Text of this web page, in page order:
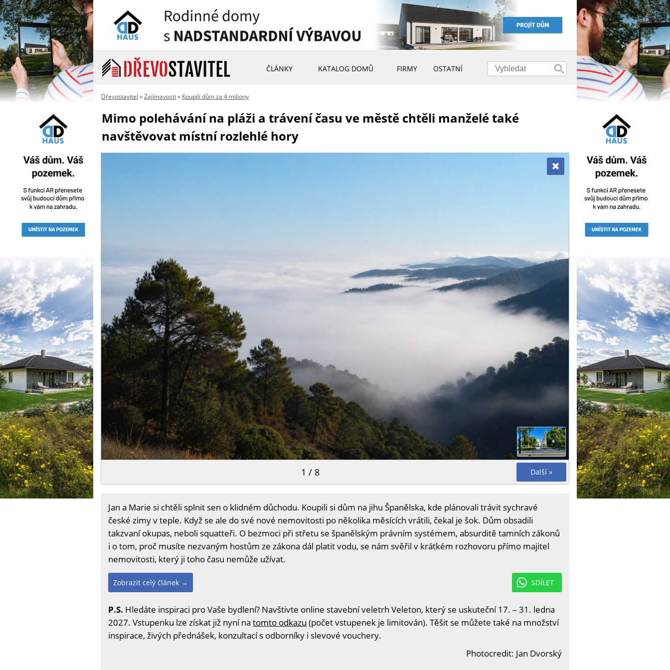
ČLÁNKY KATALOG DOMŮ FIRMY OSTATNÍ
Dřevostavitel »Zajímavosti » Koupili dům za 4 miliony
Mimo polehávání na pláži a trávení času ve městě chtěli manželé také
navštěvovat místní rozlehlé hory
Další »
1 / 8
Jan a Marie si chtěli splnit sen o klidném důchodu. Koupili si dům na jihu Španělska, kde plánovali trávit sychravé
české zimy v teple. Když se ale do své nové nemovitosti po několika měsících vrátili, čekal je šok. Dům obsadili
takzvaní okupas, neboli squatteři. O bezmoci při střetu se španělským právním systémem, absurditě tamních zákonů
i o tom, proč musíte nezvaným hostům ze zákona dál platit vodu, se nám svěřil v krátkém rozhovoru přímo majitel
nemovitosti, který ji toho času nemůže užívat.
SDÍLET
Zobrazit celý článek →
P.S. Hledáte inspiraci pro Vaše bydlení? Navštivte online stavební veletrh Veleton, který se uskuteční 17. – 31. ledna
2027. Vstupenku lze získat již nyní na tomto odkazu (počet vstupenek je limitován). Těšit se můžete také na množství
inspirace, živých přednášek, konzultací s odborníky i slevové vouchery.
Photocredit: Jan Dvorský